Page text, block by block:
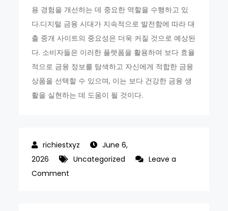
용 경험을 개선하는 데 중요한 역할을 수행하고 있
다.디지털 금융 시대가 지속적으로 발전함에 따라 대
출 중개 사이트의 중요성은 더욱 커질 것으로 예상된
다. 소비자들은 이러한 플랫폼을 활용하여 보다 효율
적으로 금융 정보를 탐색하고 자신에게 적합한 금융
상품을 선택할 수 있으며, 이는 보다 건강한 금융 생
활을 실현하는 데 도움이 될 것이다.
June 6,
2026
Uncategorized
Leave a
Comment